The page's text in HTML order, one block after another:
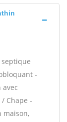
septique
-
Chape -
maison,